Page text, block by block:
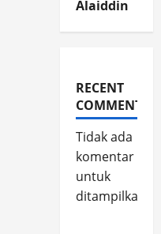
Alaiddin
RECENT
COMMENTS
Tidak ada
komentar
untuk
ditampilkan.